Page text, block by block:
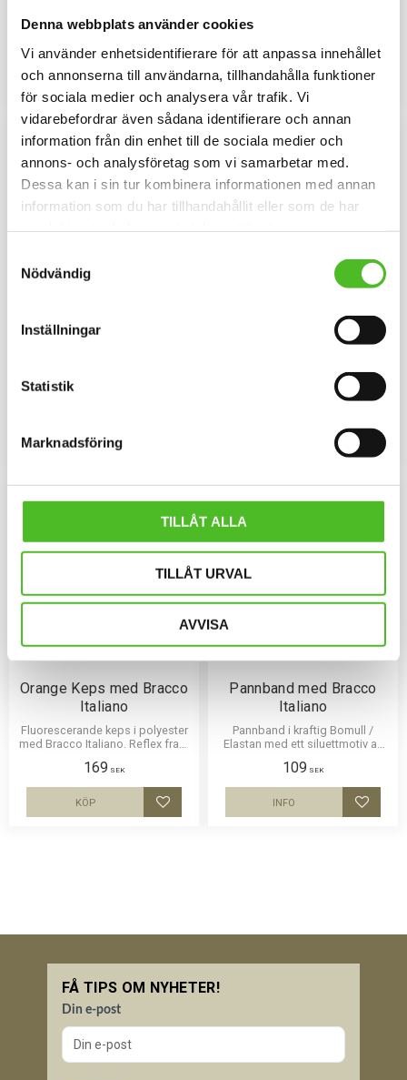
Denna webbplats använder cookies
Vi använder enhetsidentifierare för att anpassa innehållet
och annonserna till användarna, tillhandahålla funktioner
för sociala medier och analysera vår trafik. Vi
vidarebefordrar även sådana identifierare och annan
information från din enhet till de sociala medier och
annons- och analysföretag som vi samarbetar med.
Dessa kan i sin tur kombinera informationen med annan
information som du har tillhandahållit eller som de har
Nödvändig
Inställningar
Statistik
Marknadsföring
TILLÅT ALLA
TILLÅT URVAL
AVVISA
med snygg passform och
Bracco Italiano
169 SEK
Lägg till i favoriter
siluettmotiv av en Bracco Italiano
159SEK
Keps med en Bracco
böjd skärm och
INFO
Mössa med Bracco
Mössa i bomull/elastan med ett
siluettmotiv av en Bracco
Italiano. Mössan finns i flera
Lägg
Orange Keps med Bracco
Italiano
Fluorescerande keps i polyester
med Bracco Italiano. Reflex fram
169 SEK
Lägg till i favoriter
KÖP
Pannband med Bracco
Italiano
Pannband i kraftig Bomull /
Elastan med ett siluettmotiv av
109 SEK
Lägg
INFO
FÅ TIPS OM NYHETER!
Din e-post